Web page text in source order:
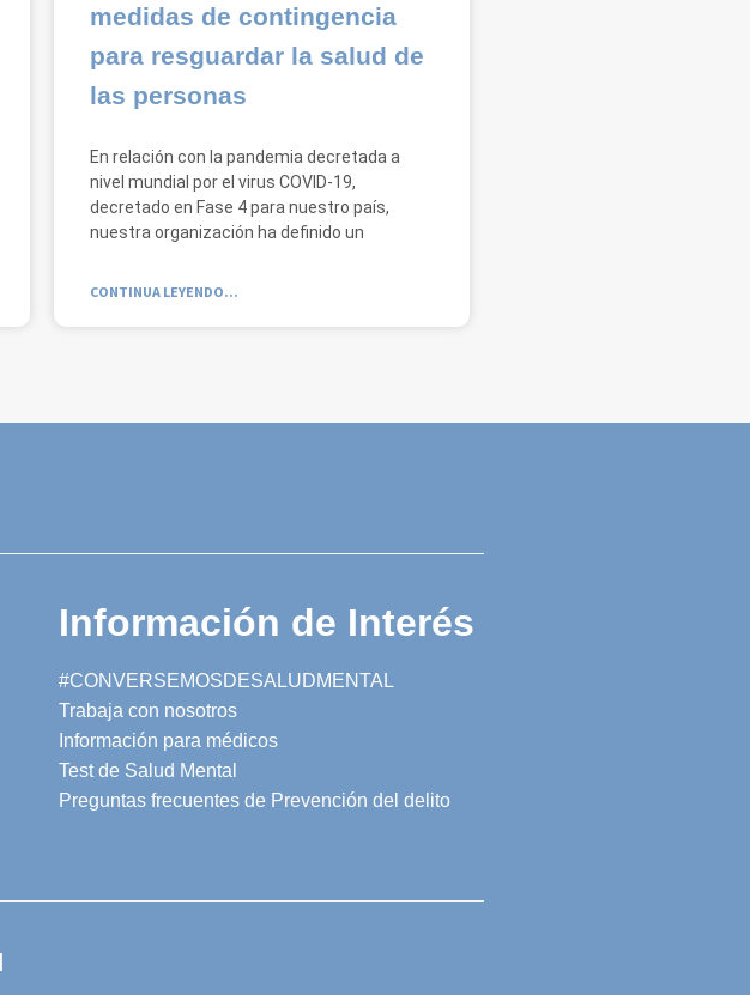
medidas de contingencia
para resguardar la salud de
las personas
En relación con la pandemia decretada a
nivel mundial por el virus COVID-19,
decretado en Fase 4 para nuestro país,
nuestra organización ha definido un
CONTINUA LEYENDO...
Información de Interés
#CONVERSEMOSDESALUDMENTAL
Trabaja con nosotros
Información para médicos
Test de Salud Mental
Preguntas frecuentes de Prevención del delito